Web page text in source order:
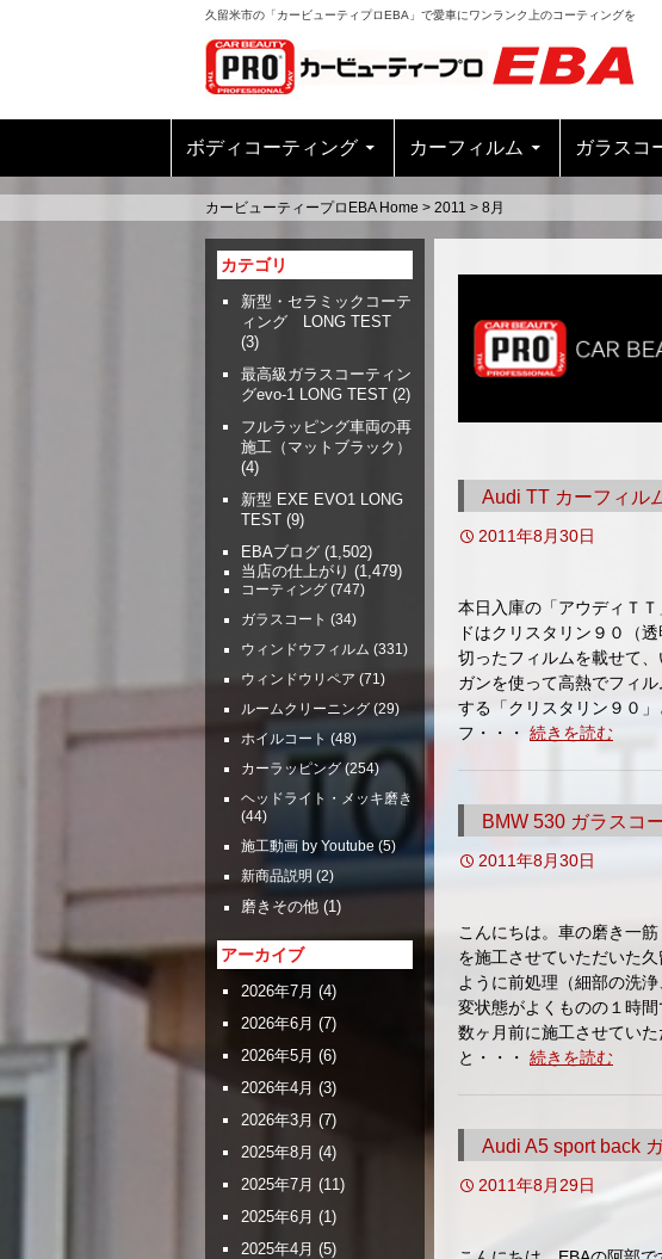
久留米市の「カービューティプロEBA」で愛車にワンランク上のコーティングを
ボディコーティング カーフィルム ガラスコ
カービューティープロEBA Home > 2011 > 8月
Audi TT カーフィ
2011年8月30日
本日入庫の「アウディＴ
ドはクリスタリン９０（
切ったフィルムを載せて
ガンを使って高熱でフィ
する「クリスタリン９０
フ・・・ 続きを読む
BMW 530 ガラスコ
2011年8月30日
こんにちは。車の磨き一
を施工させていただいた
ように前処理（細部の洗
変状態がよくものの１時
数ヶ月前に施工させてい
と・・・ 続きを読む
Audi A5 sport back
2011年8月29日
カテゴリ
新型・セラミックコーテ
ィング LONG TEST
(3)
最高級ガラスコーティン
グevo-1 LONG TEST (2)
フルラッピング車両の再
施工（マットブラック）
(4)
新型 EXE EVO1 LONG
TEST (9)
EBAブログ (1,502)
当店の仕上がり (1,479)
コーティング (747)
ガラスコート (34)
ウィンドウフィルム (331)
ウィンドウリペア (71)
ルームクリーニング (29)
ホイルコート (48)
カーラッピング(254)
ヘッドライト・メッキ磨き
(44)
施工動画 by Youtube (5)
新商品説明 (2)
磨きその他 (1)
アーカイブ
2026年7月 (4)
2026年6月 (7)
2026年5月 (6)
2026年4月 (3)
2026年3月 (7)
2025年8月 (4)
2025年7月 (11)
2025年6月 (1)
2025年4月 (5)